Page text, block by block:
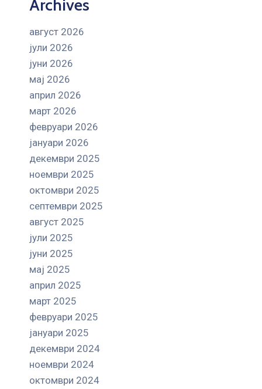
Archives
август 2026
јули 2026
јуни 2026
мај 2026
април 2026
март 2026
февруари 2026
јануари 2026
декември 2025
ноември 2025
октомври 2025
септември 2025
август 2025
јули 2025
јуни 2025
мај 2025
април 2025
март 2025
февруари 2025
јануари 2025
декември 2024
ноември 2024
октомври 2024